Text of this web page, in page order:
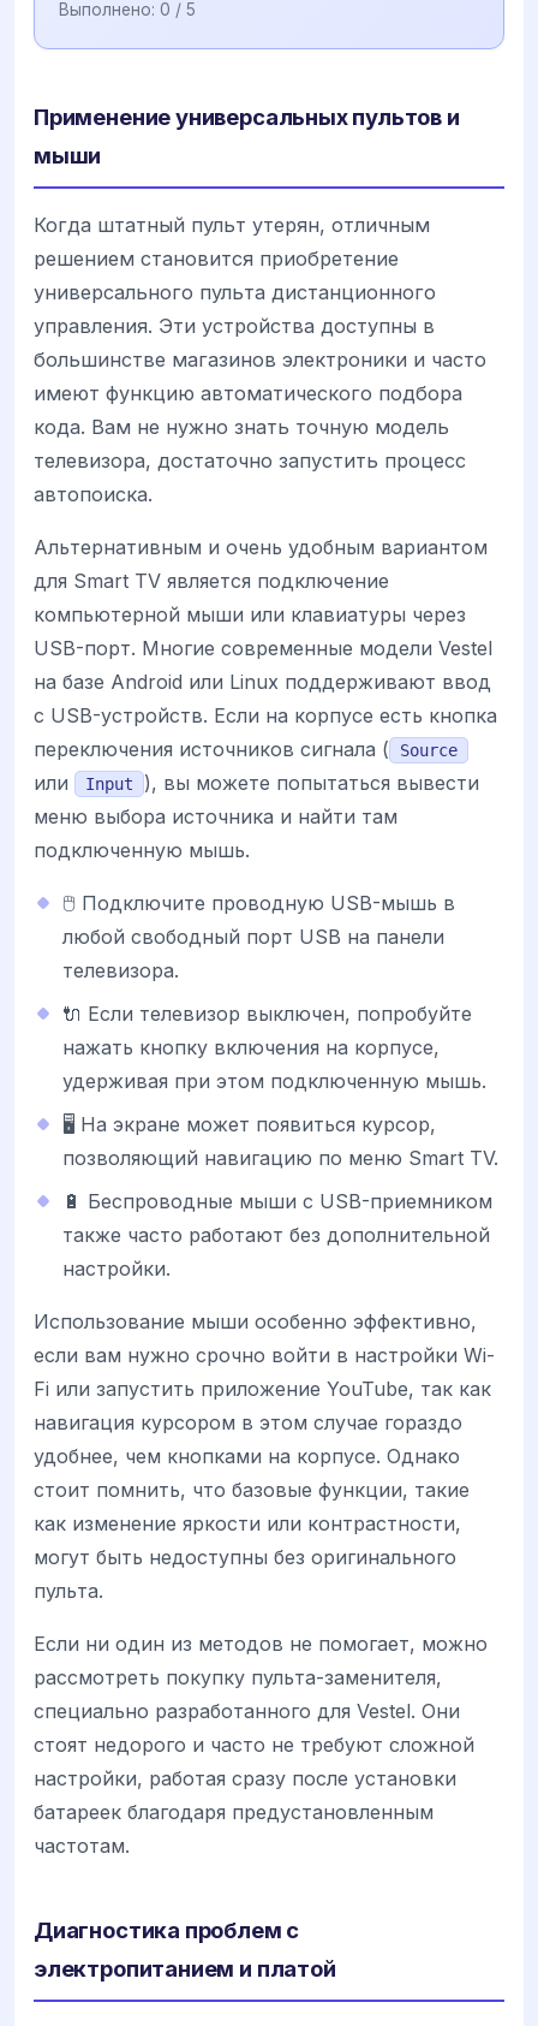
Выполнено: 0 / 5
Применение универсальных пультов и
мыши
Когда штатный пульт утерян, отличным
решением становится приобретение
универсального пульта дистанционного
управления. Эти устройства доступны в
большинстве магазинов электроники и часто
имеют функцию автоматического подбора
кода. Вам не нужно знать точную модель
телевизора, достаточно запустить процесс
автопоиска.
Альтернативным и очень удобным вариантом
для Smart TV является подключение
компьютерной мыши или клавиатуры через
USB-порт. Многие современные модели Vestel
на базе Android или Linux поддерживают ввод
с USB-устройств. Если на корпусе есть кнопка
переключения источников сигнала (
Source
или Input
), вы можете попытаться вывести
меню выбора источника и найти там
подключенную мышь.
🖱️ Подключите проводную USB-мышь в
любой свободный порт USB на панели
телевизора.
🔌 Если телевизор выключен, попробуйте
нажать кнопку включения на корпусе,
удерживая при этом подключенную мышь.
🖥️ На экране может появиться курсор,
позволяющий навигацию по меню Smart TV.
🔋 Беспроводные мыши с USB-приемником
также часто работают без дополнительной
настройки.
Использование мыши особенно эффективно,
если вам нужно срочно войти в настройки Wi-
Fi или запустить приложение YouTube, так как
навигация курсором в этом случае гораздо
удобнее, чем кнопками на корпусе. Однако
стоит помнить, что базовые функции, такие
как изменение яркости или контрастности,
могут быть недоступны без оригинального
пульта.
Если ни один из методов не помогает, можно
рассмотреть покупку пульта-заменителя,
специально разработанного для Vestel. Они
стоят недорого и часто не требуют сложной
настройки, работая сразу после установки
батареек благодаря предустановленным
частотам.
Диагностика проблем с
электропитанием и платой